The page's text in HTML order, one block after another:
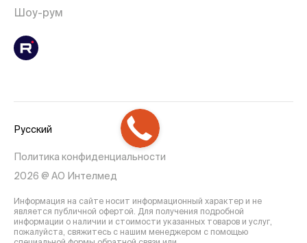
Шоу-рум
Русский
Политика конфиденциальности
2026 @ АО Интелмед
Информация на сайте носит информационный характер и не
является публичной офертой. Для получения подробной
информации о наличии и стоимости указанных товаров и услуг,
пожалуйста, свяжитесь с нашим менеджером с помощью